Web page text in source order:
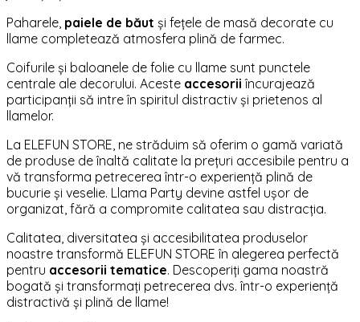
Paharele, paiele de băut și fețele de masă decorate cu
llame completează atmosfera plină de farmec.
Coifurile și baloanele de folie cu llame sunt punctele
centrale ale decorului. Aceste accesorii încurajează
participanții să intre în spiritul distractiv și prietenos al
llamelor.
La ELEFUN STORE, ne străduim să oferim o gamă variată
de produse de înaltă calitate la prețuri accesibile pentru a
vă transforma petrecerea într-o experiență plină de
bucurie și veselie. Llama Party devine astfel ușor de
organizat, fără a compromite calitatea sau distracția.
Calitatea, diversitatea și accesibilitatea produselor
noastre transformă ELEFUN STORE în alegerea perfectă
pentru accesorii tematice. Descoperiți gama noastră
bogată și transformați petrecerea dvs. într-o experiență
distractivă și plină de llame!